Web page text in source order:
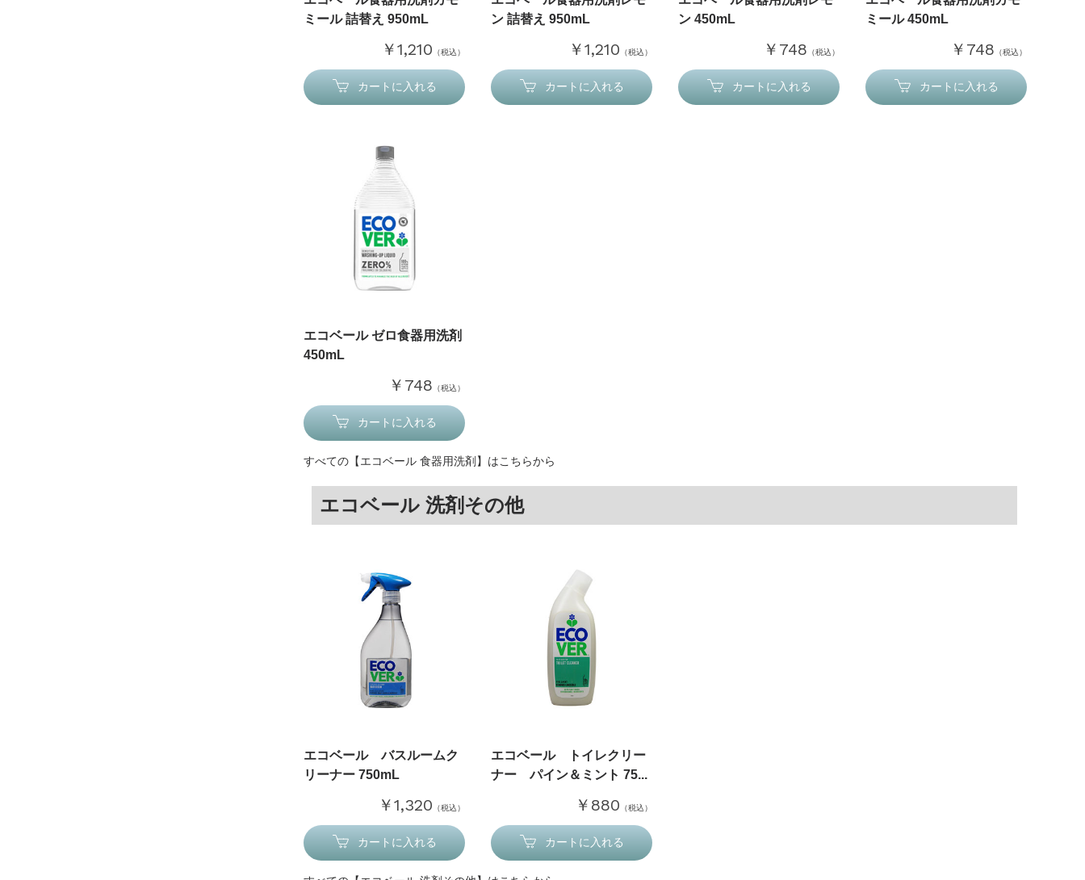
ミール 詰替え 950mL
￥1,210 （税込）
カートに入れる
ン 詰替え 950mL
￥1,210 （税込）
カートに入れる
ン 450mL
￥748 （税込）
カートに入れる
ミール 450mL
￥748 （税込）
カートに入れる
エコベール ゼロ食器用洗剤
450mL
￥748 （税込）
カートに入れる
すべての【エコベール 食器用洗剤】はこちらから
エコベール 洗剤その他
エコベール バスルームク
リーナー 750mL
￥1,320 （税込）
カートに入れる
エコベール トイレクリー
ナー パイン＆ミント 75...
￥880 （税込）
カートに入れる